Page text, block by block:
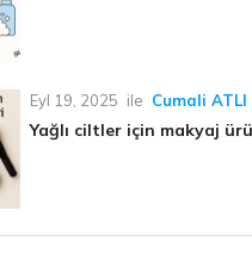
Eyl 19, 2025 ile Cumali ATLI
Yağlı ciltler için makyaj